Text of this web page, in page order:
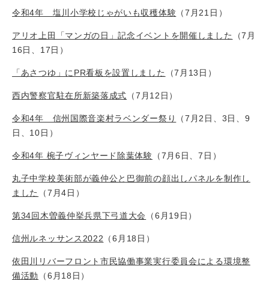
令和4年 塩川小学校じゃがいも収穫体験 （7月21日）
アリオ上田「マンガの日」記念イベントを開催しました
（7月
16日、17日）
「あさつゆ」にPR看板を設置しました （7月13日）
西内警察官駐在所新築落成式 （7月12日）
令和4年 信州国際音楽村ラベンダー祭り
（7月2日、3日、9
日、10日）
令和4年 椀子ヴィンヤード除葉体験 （7月6日、7日）
丸子中学校美術部が義仲公と巴御前の顔出しパネルを制作し
ました
（7月4日）
第34回木曽義仲挙兵県下弓道大会 （6月19日）
信州ルネッサンス2022 （6月18日）
依田川リバーフロント市民協働事業実行委員会による環境整
備活動
（6月18日）